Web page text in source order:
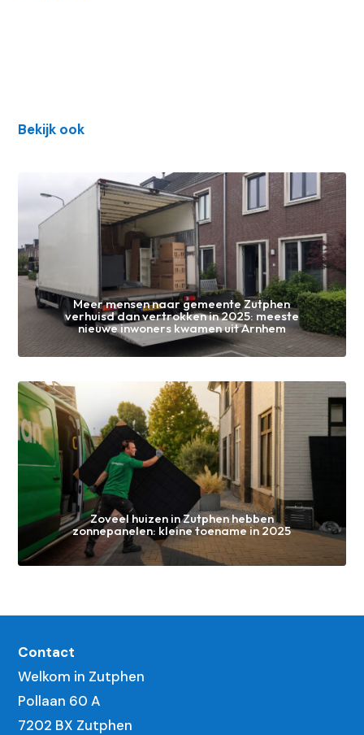
Bekijk ook
Meer mensen naar gemeente Zutphen
verhuisd dan vertrokken in 2025: meeste
nieuwe inwoners kwamen uit Arnhem
Zoveel huizen in Zutphen hebben
zonnepanelen: kleine toename in 2025
Contact
Welkom in Zutphen
Pollaan 60 A
7202 BX Zutphen